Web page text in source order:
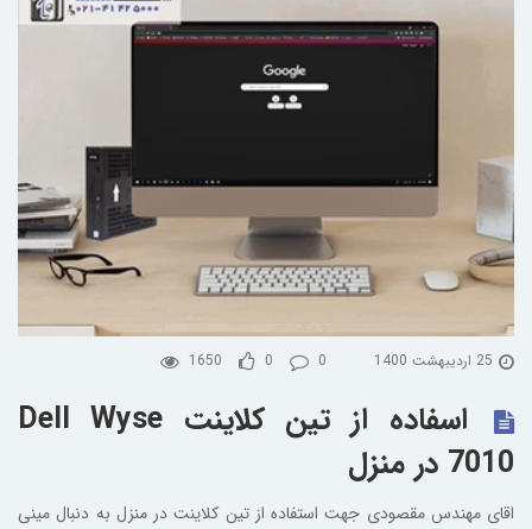
25 اردیبهشت 1400 1650 0 0
اسفاده از تین کلاینت Dell Wyse
7010 در منزل
اقای مهندس مقصودی جهت استفاده از تین کلاینت در منزل به دنبال مینی